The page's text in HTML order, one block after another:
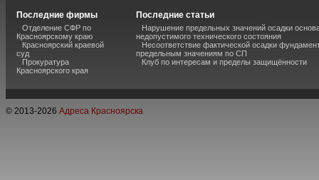
Последние фирмы
Отделение СФР по
Красноярскому краю
Красноярский краевой
суд
Прокуратура
Красноярского края
Последние статьи
Нарушение предельных значений осадки
недопустимого технического состояния
Несоответствие фактической осадки
предельным значениям по СП
Клуб по интересам и пределы защищённости
© 2013-2026 Адреса Красноярска